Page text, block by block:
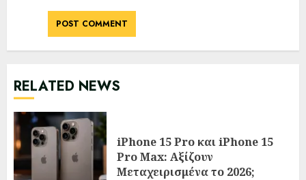
RELATED NEWS
iPhone 15 Pro και iPhone 15
Pro Max: Αξίζουν
Μεταχειρισμένα το 2026;